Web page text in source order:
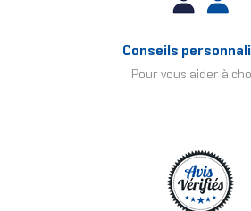
Conseils
Pour vous aider à